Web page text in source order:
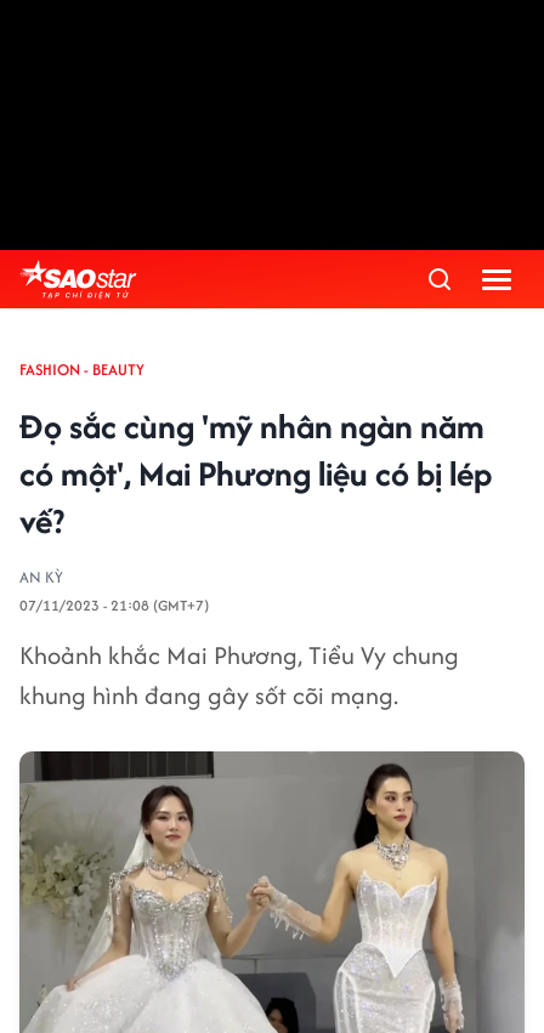
FASHION - BEAUTY
Đọ sắc cùng 'mỹ nhân ngàn năm
có một', Mai Phương liệu có bị lép
vế?
AN KỲ
07/11/2023 - 21:08 (GMT+7)
Khoảnh khắc Mai Phương, Tiểu Vy chung
khung hình đang gây sốt cõi mạng.